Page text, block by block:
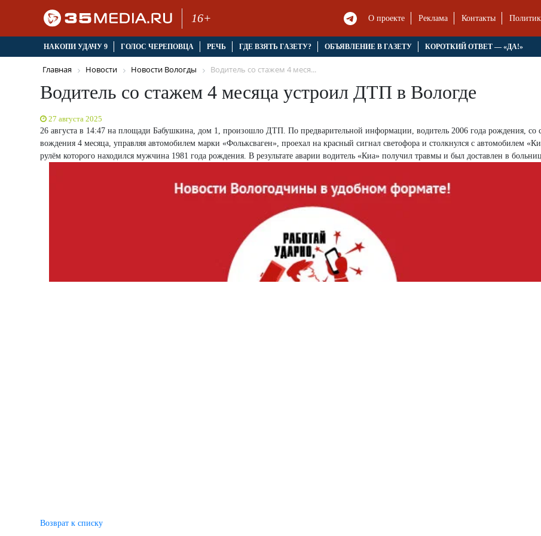
16+ О проекте Реклама Контакты
НАКОПИ УДАЧУ 9 ГОЛОС ЧЕРЕПОВЦА РЕЧЬ ГДЕ ВЗЯТЬ ГАЗЕТУ? ОБЪЯВЛЕНИЕ В ГАЗЕТУ КОРОТКИЙ ОТВЕТ — «ДА!»
Главная Новости Новости Вологды Водитель со стажем 4 меся...
Водитель со стажем 4 месяца устроил ДТП в Вологде
27 августа 2025
26 августа в 14:47 на площади Бабушкина, дом 1, произошло ДТП. По предварительной информации, водитель 2006 года рождения, со
вождения 4 месяца, управляя автомобилем марки «Фольксваген», проехал на красный сигнал светофора и столкнулся с автомобилем
рулём которого находился мужчина 1981 года рождения. В результате аварии водитель «Киа» получил травмы и был доставлен в
Возврат к списку